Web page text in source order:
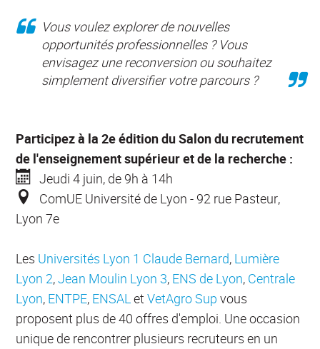
Vous voulez explorer de nouvelles
opportunités professionnelles ? Vous
envisagez une reconversion ou souhaitez
simplement diversifier votre parcours ?
Participez à la 2e édition du Salon du recrutement
de l'enseignement supérieur et de la recherche :
Jeudi 4 juin, de 9h à 14h
ComUE Université de Lyon - 92 rue Pasteur,
Lyon 7e
Les Universités Lyon 1 Claude Bernard, Lumière
Lyon 2,Jean Moulin Lyon 3, ENS de Lyon, Centrale
Lyon, ENTPE, ENSALetVetAgro Sup vous
proposent plus de 40 offres d'emploi. Une occasion
unique de rencontrer plusieurs recruteurs en un